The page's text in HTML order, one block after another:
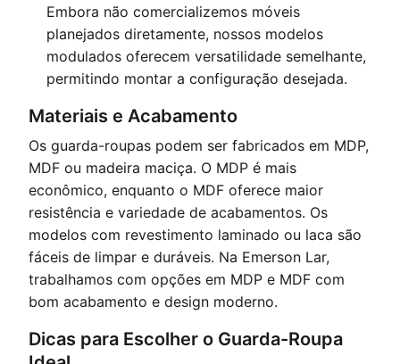
Embora não comercializemos móveis
planejados diretamente, nossos modelos
modulados oferecem versatilidade semelhante,
permitindo montar a configuração desejada.
Materiais e Acabamento
Os guarda-roupas podem ser fabricados em MDP,
MDF ou madeira maciça. O MDP é mais
econômico, enquanto o MDF oferece maior
resistência e variedade de acabamentos. Os
modelos com revestimento laminado ou laca são
fáceis de limpar e duráveis. Na Emerson Lar,
trabalhamos com opções em MDP e MDF com
bom acabamento e design moderno.
Dicas para Escolher o Guarda-Roupa